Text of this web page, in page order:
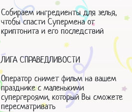
Собираем ингредиенты для зелья,
чтобы спасти Супермена от
криптонита и его последствий
ЛИГА СПРАВЕДЛИВОСТИ
Оператор снимет фильм на вашем
празднике с маленькими
супергероями, который Вы сможете
пересматривать